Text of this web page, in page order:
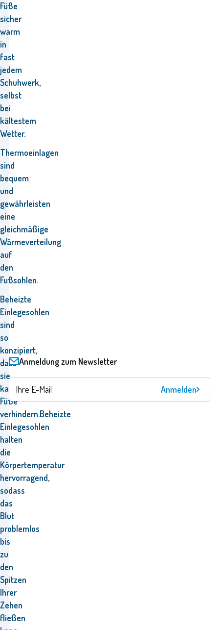
Füße
sicher
warm
in
fast
jedem
Schuhwerk,
selbst
bei
kältestem
Wetter.
Thermoeinlagen
sind
bequem
und
gewährleisten
eine
gleichmäßige
Wärmeverteilung
auf
den
Fußsohlen.
Beheizte
Einlegesohlen
sind
so
konzipiert,
dass
sie
kalte
Füße
verhindern.Beheizte
Einlegesohlen
halten
die
Körpertemperatur
hervorragend,
sodass
das
Blut
problemlos
bis
zu
den
Spitzen
Ihrer
Zehen
fließen
Anmeldung zum Newsletter
Anmelden